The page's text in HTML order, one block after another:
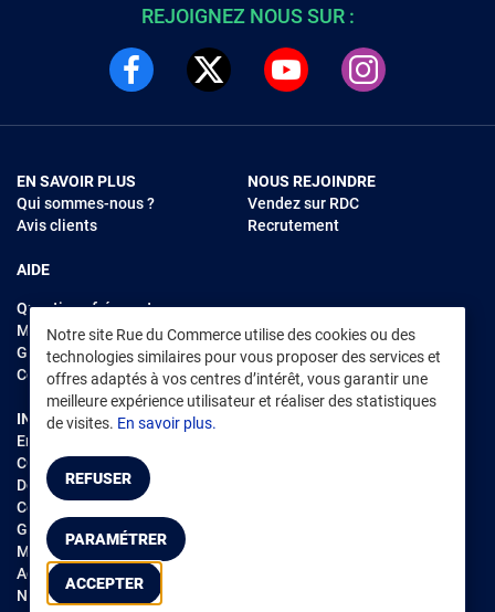
REJOIGNEZ NOUS SUR :
EN SAVOIR PLUS
Qui sommes-nous ?
Avis clients
AIDE
Questions fréquentes
Modes de règlements
Garantie et retours
Contacter Rue du Commerce
NOUS REJOINDRE
Vendez sur RDC
Recrutement
INFORMATIONS LÉGALES
Environnement
CGV /CGU Marketplace
Données personnelles
Cookies
Gérer mes cookies
Mentions légales
Accessibilité : non conforme
Notice d'accessibilité
Notre site Rue du Commerce utilise des cookies ou des
technologies similaires pour vous proposer des services et
offres adaptés à vos centres d’intérêt, vous garantir une
meilleure expérience utilisateur et réaliser des statistiques
de visites. En savoir plus.
REFUSER
PARAMÉTRER
ACCEPTER